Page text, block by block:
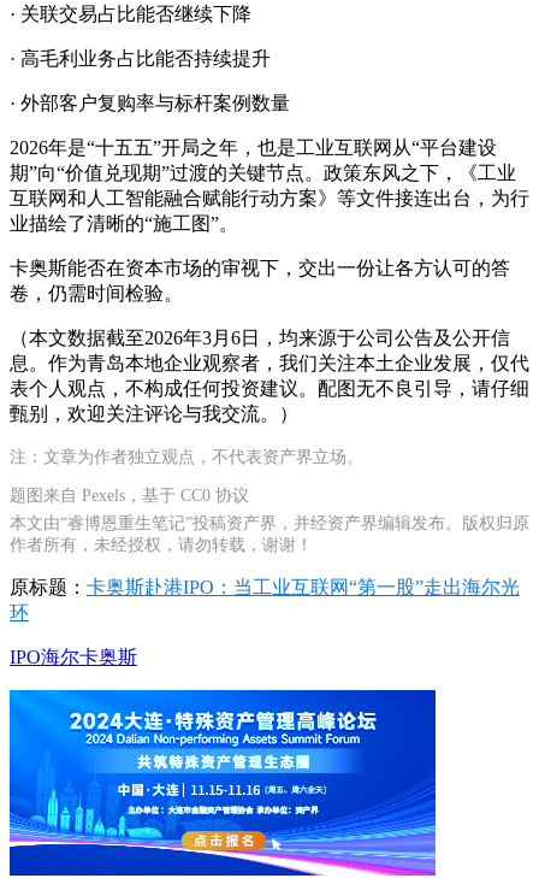
· 关联交易占比能否继续下降
· 高毛利业务占比能否持续提升
· 外部客户复购率与标杆案例数量
2026年是“十五五”开局之年，也是工业互联网从“平台建设
期”向“价值兑现期”过渡的关键节点。政策东风之下，《工业
互联网和人工智能融合赋能行动方案》等文件接连出台，为行
业描绘了清晰的“施工图”。
卡奥斯能否在资本市场的审视下，交出一份让各方认可的答
卷，仍需时间检验。
（本文数据截至2026年3月6日，均来源于公司公告及公开信
息。作为青岛本地企业观察者，我们关注本土企业发展，仅代
表个人观点，不构成任何投资建议。配图无不良引导，请仔细
甄别，欢迎关注评论与我交流。）
注：文章为作者独立观点，不代表资产界立场。
题图来自 Pexels，基于 CC0 协议
本文由“睿博恩重生笔记”投稿资产界，并经资产界编辑发布。版权归原
作者所有，未经授权，请勿转载，谢谢！
原标题： 卡奥斯赴港IPO：当工业互联网“第一股”走出海尔光
环
IPO海尔卡奥斯